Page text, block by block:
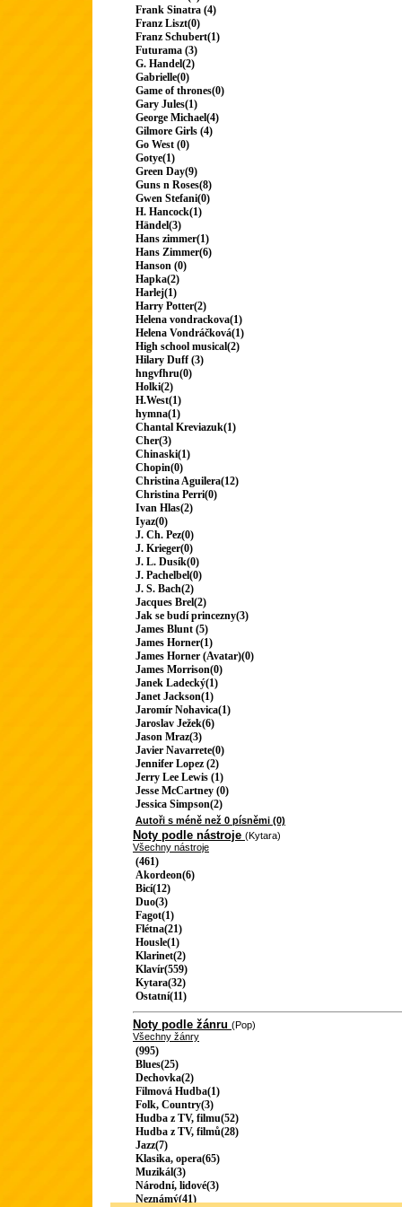
Frank Sinatra (4)
Franz Liszt(0)
Franz Schubert(1)
Futurama (3)
G. Handel(2)
Gabrielle(0)
Game of thrones(0)
Gary Jules(1)
George Michael(4)
Gilmore Girls (4)
Go West (0)
Gotye(1)
Green Day(9)
Guns n Roses(8)
Gwen Stefani(0)
H. Hancock(1)
Händel(3)
Hans zimmer(1)
Hans Zimmer(6)
Hanson (0)
Hapka(2)
Harlej(1)
Harry Potter(2)
Helena vondrackova(1)
Helena Vondráčková(1)
High school musical(2)
Hilary Duff (3)
hngvfhru(0)
Holki(2)
H.West(1)
hymna(1)
Chantal Kreviazuk(1)
Cher(3)
Chinaski(1)
Chopin(0)
Christina Aguilera(12)
Christina Perri(0)
Ivan Hlas(2)
Iyaz(0)
J. Ch. Pez(0)
J. Krieger(0)
J. L. Dusík(0)
J. Pachelbel(0)
J. S. Bach(2)
Jacques Brel(2)
Jak se budí princezny(3)
James Blunt (5)
James Horner(1)
James Horner (Avatar)(0)
James Morrison(0)
Janek Ladecký(1)
Janet Jackson(1)
Jaromír Nohavica(1)
Jaroslav Ježek(6)
Jason Mraz(3)
Javier Navarrete(0)
Jennifer Lopez (2)
Jerry Lee Lewis (1)
Jesse McCartney (0)
Jessica Simpson(2)
Autoři s méně než 0 písněmi (0)
Noty podle nástroje (Kytara)
Všechny nástroje
(461)
Akordeon(6)
Bicí(12)
Duo(3)
Fagot(1)
Flétna(21)
Housle(1)
Klarinet(2)
Klavír(559)
Kytara(32)
Ostatní(11)
Noty podle žánru (Pop)
Všechny žánry
(995)
Blues(25)
Dechovka(2)
Filmová Hudba(1)
Folk, Country(3)
Hudba z TV, filmu(52)
Hudba z TV, filmů(28)
Jazz(7)
Klasika, opera(65)
Muzikál(3)
Národní, lidové(3)
Neznámý(41)